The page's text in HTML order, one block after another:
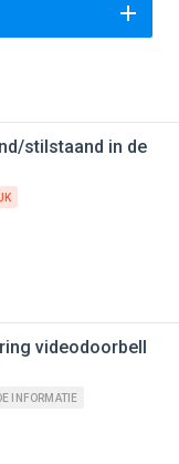
stilstaand in de
videodoorbell
INFORMATIE